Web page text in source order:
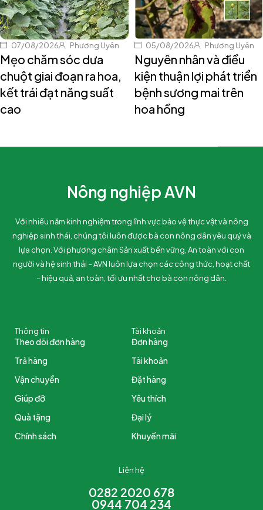
07/08/2026 Phương Uyên
Mẹo chăm sóc dưa
chuột giai đoạn ra hoa,
kết trái đạt năng suất
cao
05/08/2026 Phương Uyên
Nguyên nhân và điều
kiện thuận lợi phát triển
bệnh sương mai trên
hoa hồng
Nông nghiệp AVN
Với nhiều năm kinh nghiệm trong lĩnh vực bảo vệ thực vật và nông
nghiệp sinh thái, chúng tôi luôn được bà con nông dân yêu quý và
lựa chọn. Với phương châm Sản xuất bền vững, An toàn với con
người và hệ sinh thái – AVN luôn lựa chọn các công thức, hoạt chất
– hiệu quả, an toàn, tối ưu nhất cho bà con nông dân.
Thông tin
Theo dõi đơn hàng
Trả hàng
Vận chuyển
Giúp đỡ
Quà tặng
Chính sách
Tài khoản
Đơn hàng
Tài khoản
Đặt hàng
Yêu thích
Đại lý
Khuyến mãi
Liên hệ
0282 2020 678
0944 704 234